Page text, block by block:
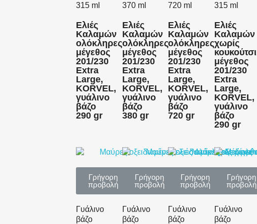
315 ml
Ελιές
Καλαμών
ολόκληρες
μέγεθος
201/230
Extra
Large,
KORVEL,
γυάλινο
βάζο
290 gr
370 ml
Ελιές
Καλαμών
ολόκληρες
μέγεθος
201/230
Extra
Large,
KORVEL,
γυάλινο
βάζο
380 gr
720 ml
Ελιές
Καλαμών
ολόκληρες
μέγεθος
201/230
Extra
Large,
KORVEL,
γυάλινο
βάζο
720 gr
315 ml
Ελιές
Καλαμών
χωρίς
κουκούτσι
μέγεθος
201/230
Extra
Large,
KORVEL,
γυάλινο
βάζο
290 gr
Γρήγορη
προβολή
Γυάλινο
βάζο
Γρήγορη
προβολή
Γυάλινο
βάζο
Γρήγορη
προβολή
Γυάλινο
βάζο
Γρήγορη
προβολή
Γυάλινο
βάζο